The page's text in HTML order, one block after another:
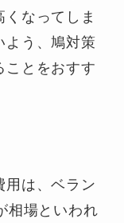
なってしま
よう、鳩対策
ことをおすす
用は、ベラン
相場といわれ